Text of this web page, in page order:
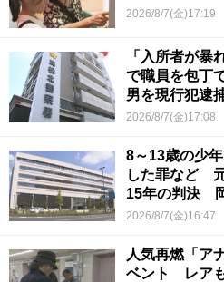
2026/8/7(金)17:19
「入所者が暴
で職員を包丁
男を現行犯逮
2026/8/7(金)17:08
8～13歳の少
した罪など
15年の判決
ていて被害結
2026/8/7(金)16:47
人気再燃「ア
ベント レア